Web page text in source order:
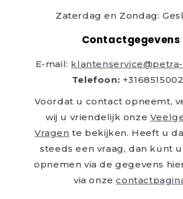
Zaterdag en Zondag:
Contactgegevens
E-mail:
Telefoon:
Voordat u contact opneemt,
wij u vriendelijk onze
Vragen te bekijken. Heeft u
steeds een vraag, dan kunt
opnemen via de gegevens
via onze